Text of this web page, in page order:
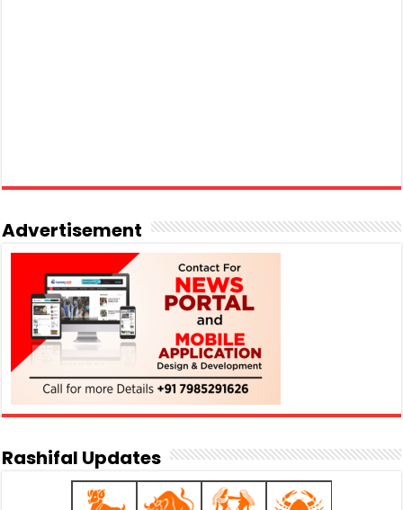
Advertisement
Rashifal Updates